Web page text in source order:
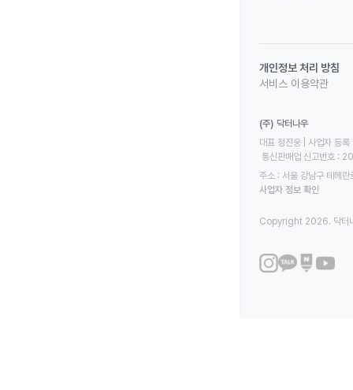
개인정보 처리 방침
서비스 이용약관
(주) 닥터나우
대표 정진웅 | 사업자
통신판매업 신고번호
주소 : 서울 강남구 테헤
사업자 정보 확인
Copyright 2026. 닥터